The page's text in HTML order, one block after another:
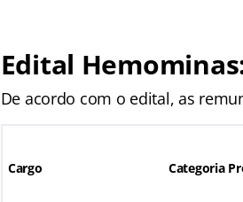
Edital
De acordo com o edital, as
Cargo Categoria